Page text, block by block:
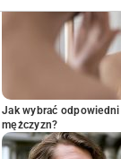
Jak wybrać
mężczyzn?